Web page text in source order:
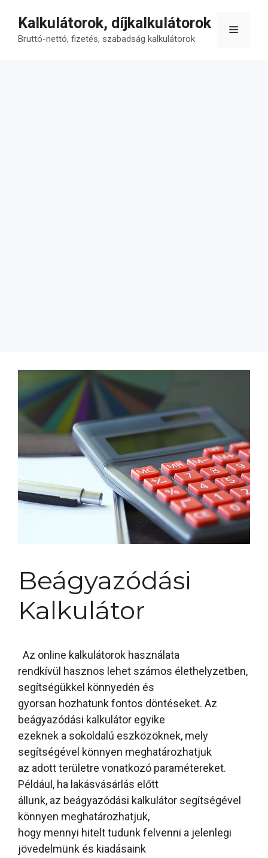
tartalomba
Kalkulátorok, díjkalkulátorok
Bruttó-nettó, fizetés, szabadság kalkulátorok
Menü
Beágyazódási
Kalkulátor
Az online kalkulátorok használata
rendkívül hasznos lehet számos élethelyzetben,
segítségükkel könnyedén és
gyorsan hozhatunk fontos döntéseket. Az
beágyazódási kalkulátor egyike
ezeknek a sokoldalú eszközöknek, mely
segítségével könnyen meghatározhatjuk
az adott területre vonatkozó paramétereket.
Például, ha lakásvásárlás előtt
állunk, az beágyazódási kalkulátor segítségével
könnyen meghatározhatjuk,
hogy mennyi hitelt tudunk felvenni a jelenlegi
jövedelmünk és kiadásaink